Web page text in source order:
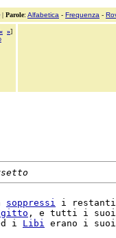
| Parole: Alfabetica - Frequenza -
« »]
soppressi i
, e tutti i
i Libi erano i